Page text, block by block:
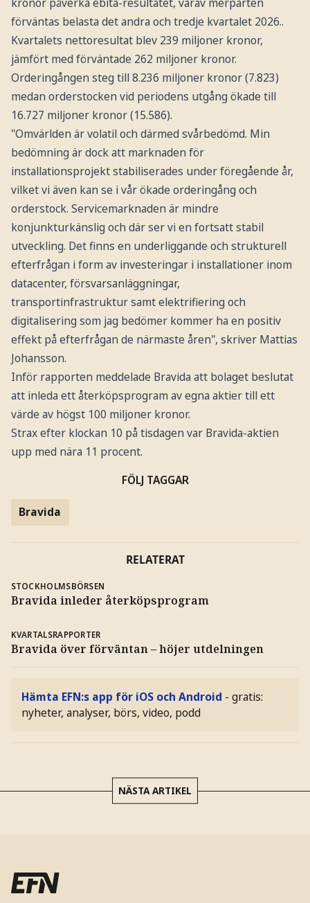
kronor påverka ebita-resultatet, varav merparten
förväntas belasta det andra och tredje kvartalet 2026..
Kvartalets nettoresultat blev 239 miljoner kronor,
jämfört med förväntade 262 miljoner kronor.
Orderingången steg till 8.236 miljoner kronor (7.823)
medan orderstocken vid periodens utgång ökade till
16.727 miljoner kronor (15.586).
"Omvärlden är volatil och därmed svårbedömd. Min
bedömning är dock att marknaden för
installationsprojekt stabiliserades under föregående år,
vilket vi även kan se i vår ökade orderingång och
orderstock. Servicemarknaden är mindre
konjunkturkänslig och där ser vi en fortsatt stabil
utveckling. Det finns en underliggande och strukturell
efterfrågan i form av investeringar i installationer inom
datacenter, försvarsanläggningar,
transportinfrastruktur samt elektrifiering och
digitalisering som jag bedömer kommer ha en positiv
effekt på efterfrågan de närmaste åren", skriver Mattias
Johansson.
Inför rapporten meddelade Bravida att bolaget beslutat
att inleda ett återköpsprogram av egna aktier till ett
värde av högst 100 miljoner kronor.
Strax efter klockan 10 på tisdagen var Bravida-aktien
upp med nära 11 procent.
FÖLJ TAGGAR
Bravida
RELATERAT
STOCKHOLMSBÖRSEN
Bravida inleder återköpsprogram
KVARTALSRAPPORTER
Bravida över förväntan – höjer utdelningen
Hämta EFN:s app för iOS och Android - gratis:
nyheter, analyser, börs, video, podd
NÄSTA ARTIKEL